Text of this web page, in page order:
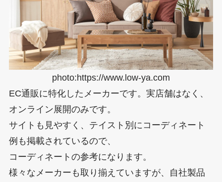
photo:https://www.low-ya.com
EC通販に特化したメーカーです。実店舗はなく、
オンライン展開のみです。
サイトも見やすく、テイスト別にコーディネート
例も掲載されているので、
コーディネートの参考になります。
様々なメーカーも取り揃えていますが、自社製品